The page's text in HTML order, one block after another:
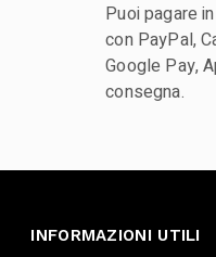
Puoi pagare
con PayPal,
Google Pay,
consegna.
INFORMAZIONI UTILI